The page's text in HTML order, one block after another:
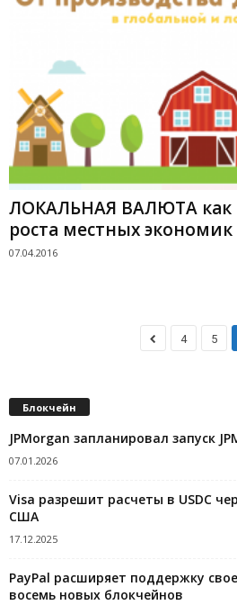
ЛОКАЛЬНАЯ ВАЛЮТА как
роста местных экономик
07.04.2016
4 5
Блокчейн
JPMorgan запланировал запуск
07.01.2026
Visa разрешит расчеты в USDC
США
17.12.2025
PayPal расширяет поддержку
восемь новых блокчейнов